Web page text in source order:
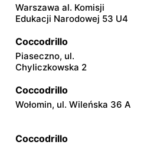
Warszawa al. Komisji
Edukacji Narodowej 53 U4
Coccodrillo
Piaseczno, ul.
Chyliczkowska 2
Coccodrillo
Wołomin, ul. Wileńska 36 A
Coccodrillo